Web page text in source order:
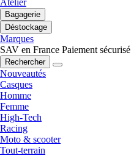
Atelier
Bagagerie
Déstockage
Marques
SAV en France Paiement sécurisé
Rechercher
Nouveautés
Casques
Homme
Femme
High-Tech
Racing
Moto & scooter
Tout-terrain